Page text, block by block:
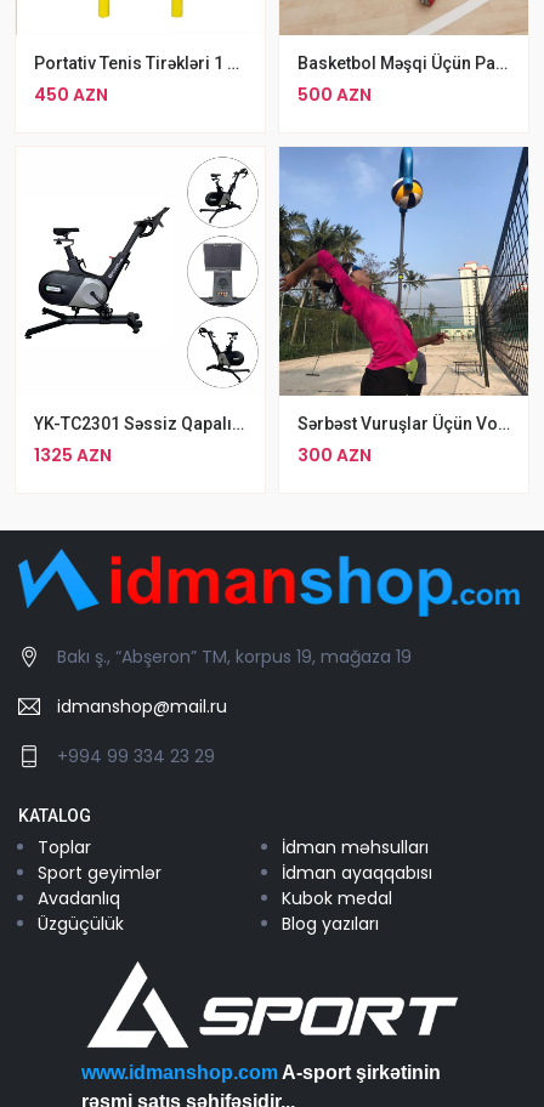
Portativ Tenis Tirəkləri 1 Cüt
450 AZN
Basketbol Məşqi Üçün Pas Trambolini 1x1 M
500 AZN
YK-TC2301 Səssiz Qapalı Fitness Velosiped 130kq
1325 AZN
Sərbəst Vuruşlar Üçün Voleybol Çəngəli Top Təlimçisi
300 AZN
Bakı ş., “Abşeron” TM, korpus 19, mağaza 19
idmanshop@mail.ru
+994 99 334 23 29
KATALOG
Toplar
İdman məhsulları
Sport geyimlər
İdman ayaqqabısı
Avadanlıq
Kubok medal
Üzgüçülük
Blog yazıları
www.idmanshop.com A-sport şirkətinin
rəsmi satış səhifəsidir...